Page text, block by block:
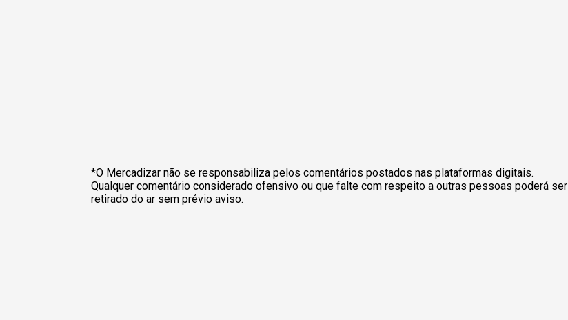
*O Mercadizar não se responsabiliza pelos comentários postados nas plataformas digitais.
Qualquer comentário considerado ofensivo ou que falte com respeito a outras pessoas poderá ser
retirado do ar sem prévio aviso.